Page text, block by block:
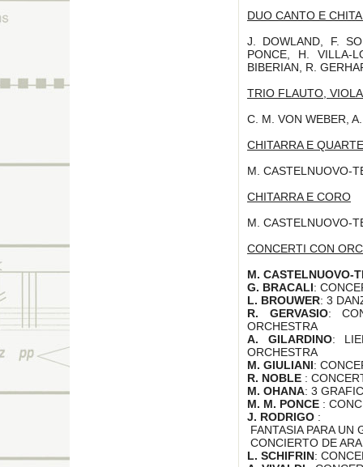
DUO CANTO E
J. DOWLAND, F.
PONCE, H. VILLA-
BIBERIAN, R.
TRIO FLAUTO,
C. M. VON WEBER,
CHITARRA E
M. CASTELNUOVO-
CHITARRA E CORO
M. CASTELNUOVO-
CONCERTI CON
M. CASTELNUOVO-
G. BRACALI :
L. BROUWER: 3
R. GERVASIO:
ORCHESTRA
A. GILARDINO:
ORCHESTRA
M. GIULIANI :
R. NOBLE :
M. OHANA: 3
M. M. PONCE :
J. RODRIGO :
FANTASIA PARA
CONCIERTO DE
L. SCHIFRIN :